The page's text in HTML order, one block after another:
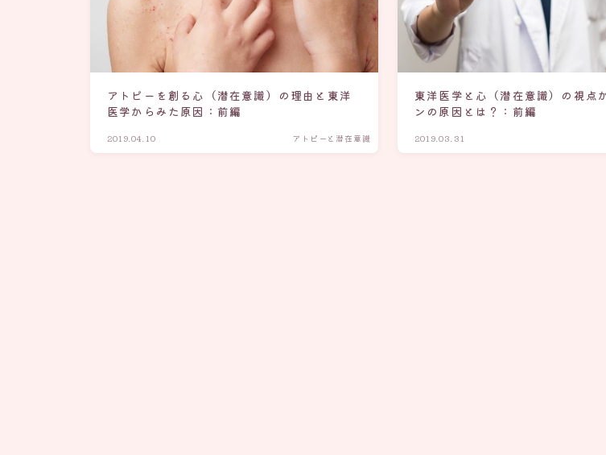
アトピーを創る心（潜在意識）の理由と東洋
医学からみた原因：前編
2019.04.10 アトピーと潜在意識
東洋医学と心（潜在意識）の視点
ンの原因とは？：前編
2019.03.31